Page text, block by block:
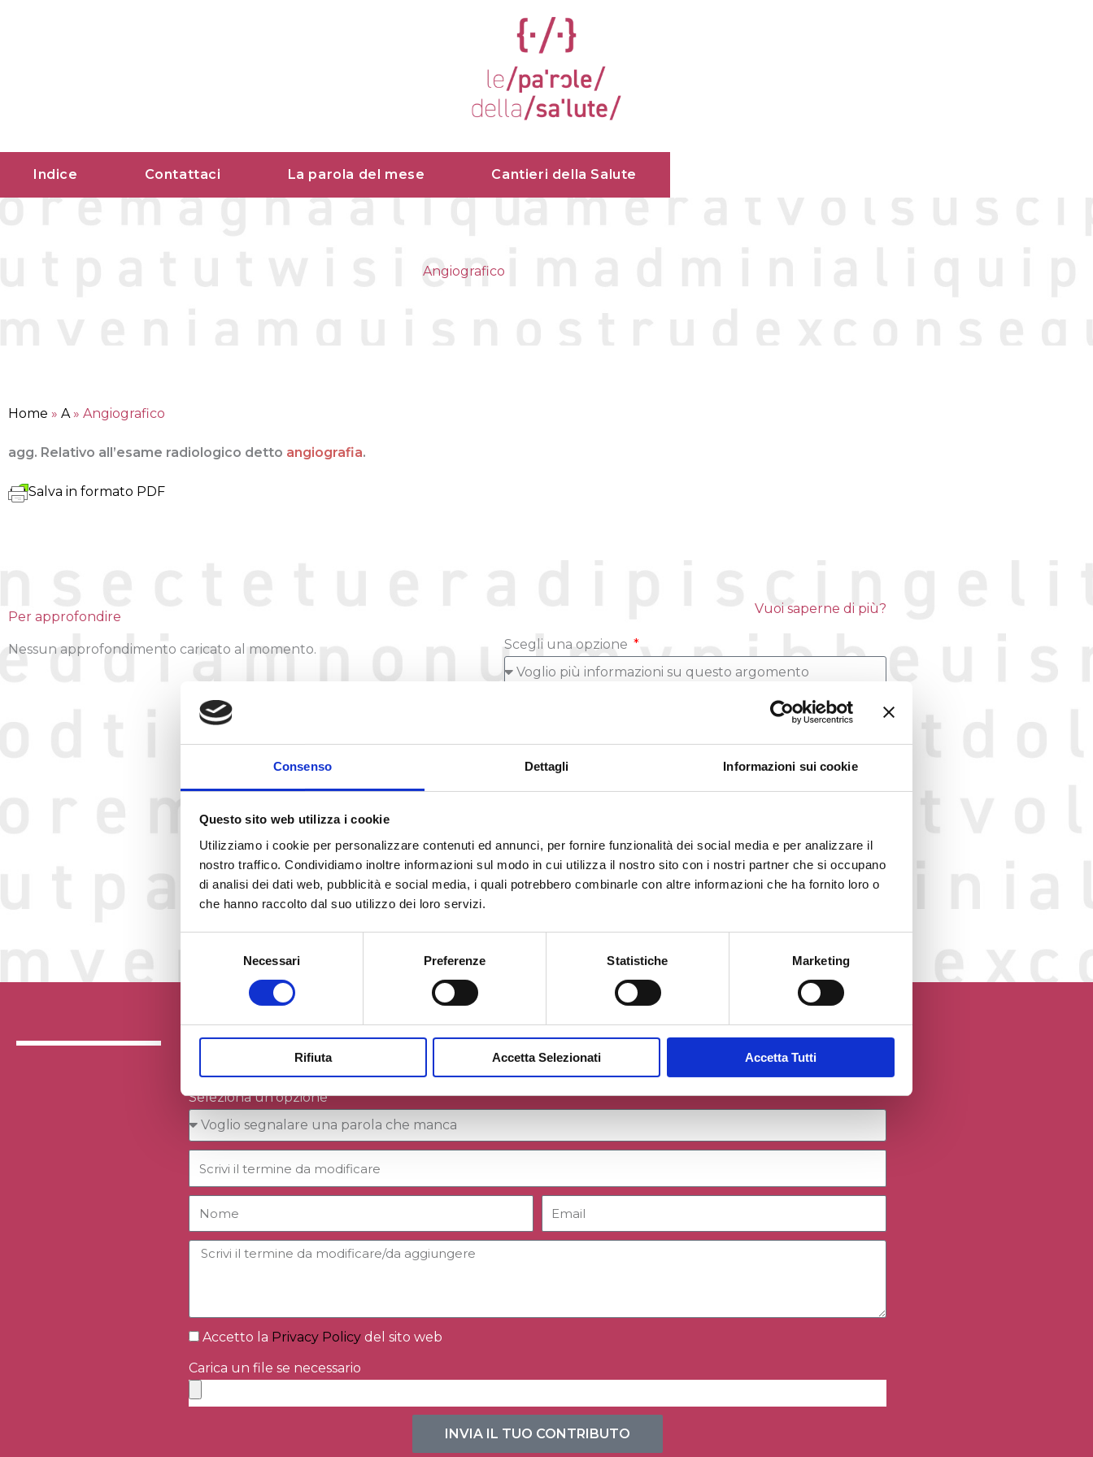
Consenso Dettagli Informazioni sui cookie
Questo sito web utilizza i cookie
Utilizziamo i cookie per personalizzare contenuti ed annunci, per fornire funzionalità dei social media e per analizzare il
nostro traffico. Condividiamo inoltre informazioni sul modo in cui utilizza il nostro sito con i nostri partner che si occupano
di analisi dei dati web, pubblicità e social media, i quali potrebbero combinarle con altre informazioni che ha fornito loro o
che hanno raccolto dal suo utilizzo dei loro servizi.
consenso
Necessari Preferenze Statistiche Marketing
Rifiuta Accetta Selezionati Accetta Tutti
Indice Contattaci La parola del mese Cantieri della Salute
Angiografico
Home » A» Angiografico
agg. Relativo all’esame radiologico detto angiografia.
Salva in formato PDF
Per approfondire
Nessun approfondimento caricato al momento.
Vuoi saperne di più?
Scegli una opzione
Accetto laPrivacy Policydel sito web
Contribuisci al glossario
Seleziona un'opzione
Accetto la Privacy Policy del sito web
Carica un file se necessario
INVIA IL TUO CONTRIBUTO